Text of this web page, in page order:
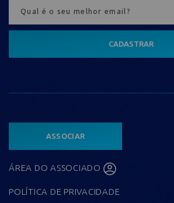
CADASTRAR
ASSOCIAR
ÁREA DO ASSOCIADO
POLÍTICA DE PRIVACIDADE